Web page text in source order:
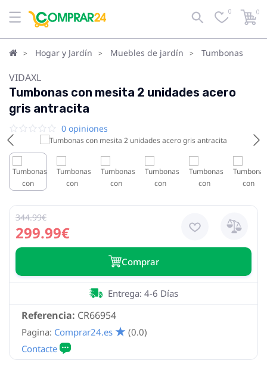
0 0
Hogar y Jardín Muebles de jardín Tumbonas
VIDAXL
Tumbonas con mesita 2 unidades acero
gris antracita
0 opiniones
299.99€
344.99€
Сomprar
Referencia: CR66954
Entrega: 4-6 Días
Pagina: Comprar24.es (0.0)